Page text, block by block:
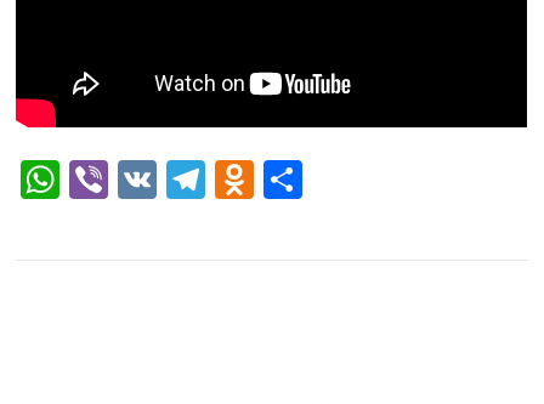
WhatsApp
Viber
VK Telegram
Odnoklassniki